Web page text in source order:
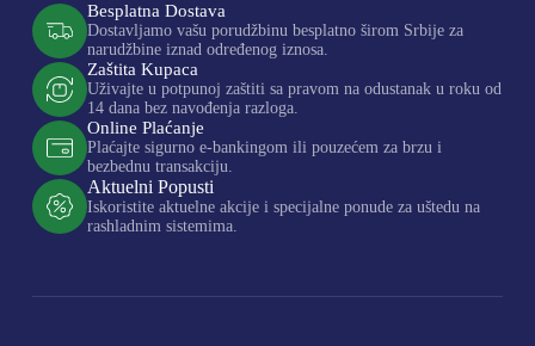
Besplatna Dostava
Dostavljamo vašu porudžbinu besplatno širom Srbije za
narudžbine iznad određenog iznosa.
Zaštita Kupaca
Uživajte u potpunoj zaštiti sa pravom na odustanak u roku od
14 dana bez navođenja razloga.
Online Plaćanje
Plaćajte sigurno e-bankingom ili pouzećem za brzu i
bezbednu transakciju.
Aktuelni Popusti
Iskoristite aktuelne akcije i specijalne ponude za uštedu na
rashladnim sistemima.